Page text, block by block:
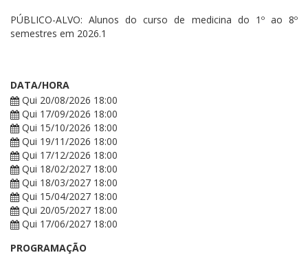
PÚBLICO-ALVO: Alunos do curso de medicina do 1º ao 8º
semestres em 2026.1
DATA/HORA
Qui 20/08/2026 18:00
Qui 17/09/2026 18:00
Qui 15/10/2026 18:00
Qui 19/11/2026 18:00
Qui 17/12/2026 18:00
Qui 18/02/2027 18:00
Qui 18/03/2027 18:00
Qui 15/04/2027 18:00
Qui 20/05/2027 18:00
Qui 17/06/2027 18:00
PROGRAMAÇÃO